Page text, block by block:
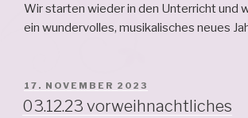
Wir starten wieder in den Unterricht und
ein wundervolles, musikalisches neues
VERÖFFENTLICHT
AM
17. NOVEMBER 2023
03.12.23 vorweihnachtliches